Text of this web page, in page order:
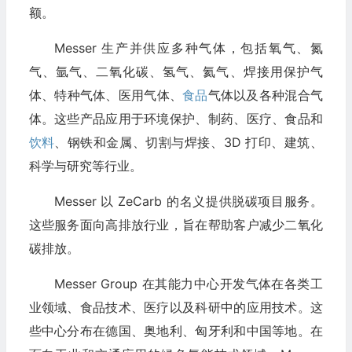
额。
Messer 生产并供应多种气体，包括氧气、氮
气、氩气、二氧化碳、氢气、氦气、焊接用保护气
体、特种气体、医用气体、食品气体以及各种混合气
体。这些产品应用于环境保护、制药、医疗、食品和
饮料、钢铁和金属、切割与焊接、3D 打印、建筑、
科学与研究等行业。
Messer 以 ZeCarb 的名义提供脱碳项目服务。
这些服务面向高排放行业，旨在帮助客户减少二氧化
碳排放。
Messer Group 在其能力中心开发气体在各类工
业领域、食品技术、医疗以及科研中的应用技术。这
些中心分布在德国、奥地利、匈牙利和中国等地。在